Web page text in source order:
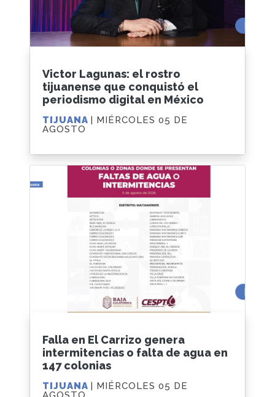
Victor Lagunas: el rostro
tijuanense que conquistó el
periodismo digital en México
TIJUANA | MIÉRCOLES 05 DE
AGOSTO
Falla en El Carrizo genera
intermitencias o falta de agua en
147 colonias
TIJUANA | MIÉRCOLES 05 DE